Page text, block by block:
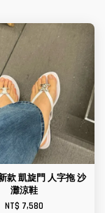
款 凱旋門 人字拖 沙
灘涼鞋
NT$ 7,580